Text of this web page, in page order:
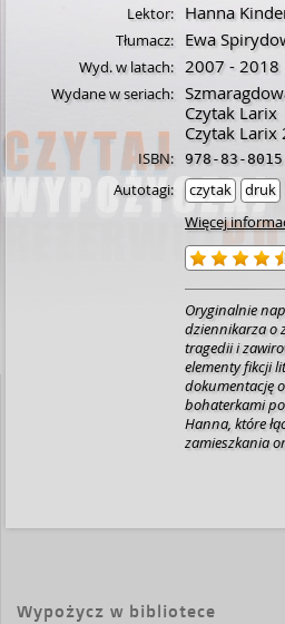
Lektor: Hanna
Tłumacz: Ewa
Wyd. w latach: 2007 - 2018
Wydane w seriach:
Czytak Larix
Czytak
ISBN: 978-83-
Autotagi: czytak druk
Więcej
Oryginalnie
dziennikarza o
tragedii i
elementy fikcji
dokumentację
bohaterkami
Hanna, które
zamieszkania
światu nie
problematyki
sposób
panującą w
Wypożycz w bibliotece